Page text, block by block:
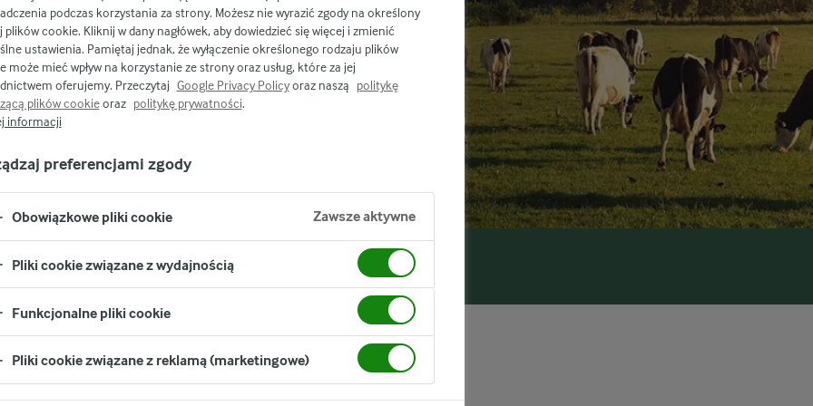
ale przy tym
rozwiązań.
marki Przepisy Własność farmerów
podczas korzystania za strony. Możesz nie wyrazić zgody na określony
plików cookie. Kliknij w dany nagłówek, aby dowiedzieć się więcej i zmienić
ustawienia. Pamiętaj jednak, że wyłączenie określonego rodzaju plików
może mieć wpływ na korzystanie ze strony oraz usług, które za jej
oferujemy. Przeczytaj Google Privacy Policyoraz naszą
politykę
plików cookieoraz politykę prywatności.
informacji
preferencjami zgody
Obowiązkowe pliki cookie Zawsze aktywne
Pliki cookie związane z wydajnością
Funkcjonalne pliki cookie
Pliki cookie związane z reklamą (marketingowe)